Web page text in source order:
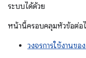
ระบบได้ด้วย
หน้านี้ครอบคลุมหัวข้อต่อ
วงจรการใช้งานขอ